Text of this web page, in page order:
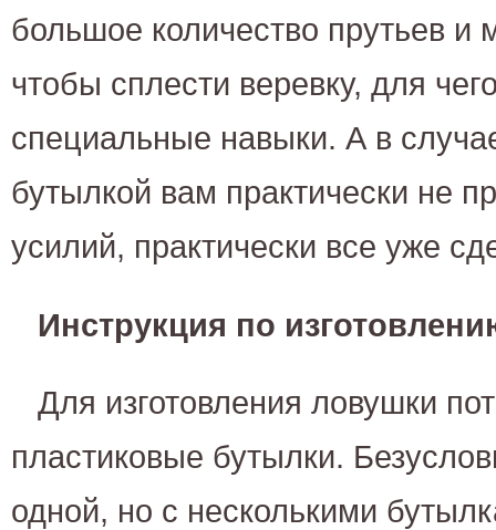
большое количество прутьев и
чтобы сплести веревку, для
специальные навыки. А в
бутылкой вам практически не
усилий, практически все уже
Инструкция по
Для изготовления ловушки
пластиковые бутылки.
одной, но с несколькими